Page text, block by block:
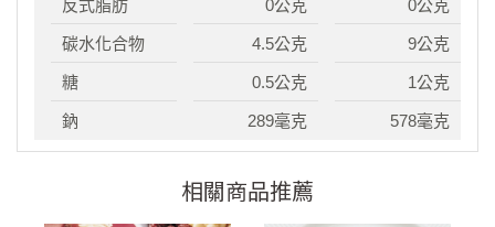
反式脂肪
碳水化合物
糖
鈉
0公克
4.5公克
0.5公克
289毫克
0公克
9公克
1公克
578毫克
相關商品推薦